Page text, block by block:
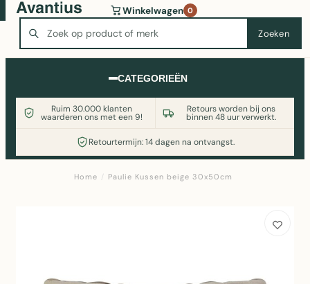
Zoeken
Winkelwagen 0
CATEGORIEËN
Ruim 30.000 klanten
waarderen ons met een 9!
Retours worden bij ons
binnen 48 uur verwerkt.
Retourtermijn: 14 dagen na ontvangst.
Wasmachine of koelkast nodig? Vergelijk alle prijzen op
Witgoedaanbod.nl
Home / Paulie Kussen beige 30x50cm